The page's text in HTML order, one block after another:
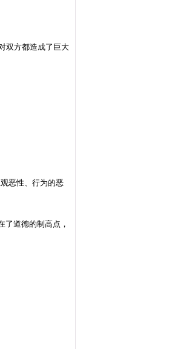
双方都造成了巨大
恶性、行为的恶
道德的制高点，